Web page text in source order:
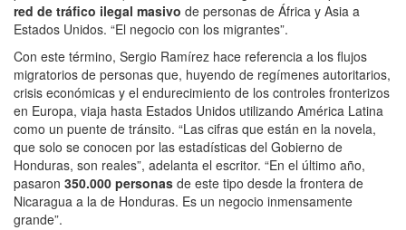
red de tráfico ilegal masivo de personas de África y Asia a
Estados Unidos. “El negocio con los migrantes”.
Con este término, Sergio Ramírez hace referencia a los flujos
migratorios de personas que, huyendo de regímenes autoritarios,
crisis económicas y el endurecimiento de los controles fronterizos
en Europa, viaja hasta Estados Unidos utilizando América Latina
como un puente de tránsito. “Las cifras que están en la novela,
que solo se conocen por las estadísticas del Gobierno de
Honduras, son reales”, adelanta el escritor. “En el último año,
pasaron 350.000 personas de este tipo desde la frontera de
Nicaragua a la de Honduras. Es un negocio inmensamente
grande”.